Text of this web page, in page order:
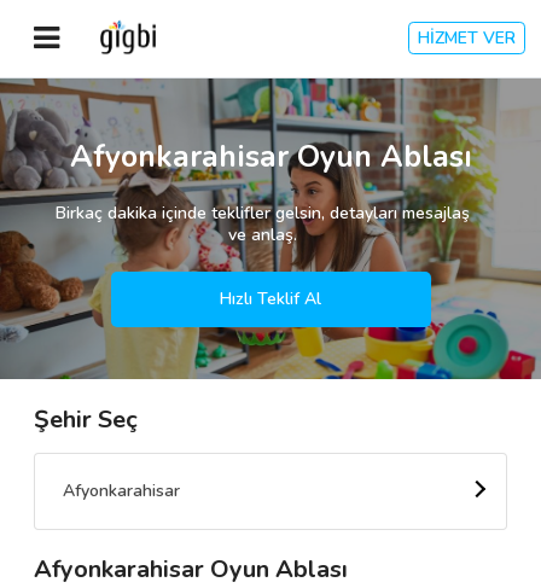
HİZMET VER
Anasayfa
Giriş Yap
Kayıt Ol
Kategoriler
🎈 Biz Kimiz?
🌟 Müşteri Değerlendirmeleri
Afyonkarahisar Oyun Ablası
Birkaç dakika içinde teklifler gelsin, detayları mesajlaş
ve anlaş.
Hızlı Teklif Al
Şehir Seç
Afyonkarahisar
Afyonkarahisar Oyun Ablası